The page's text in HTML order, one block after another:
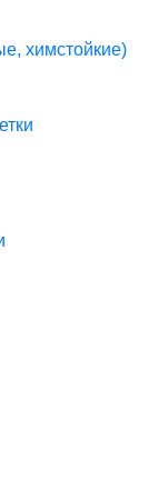
химстойкие)